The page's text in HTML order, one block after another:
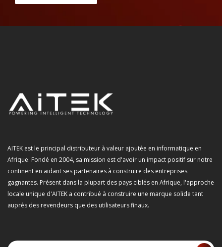
AITEK est le principal distributeur à valeur ajoutée en informatique en
Afrique. Fondé en 2004, sa mission est d'avoir un impact positif sur notre
continent en aidant ses partenaires à construire des entreprises
gagnantes. Présent dans la plupart des pays ciblés en Afrique, l'approche
locale unique d'AITEK a contribué à construire une marque solide tant
auprès des revendeurs que des utilisateurs finaux.